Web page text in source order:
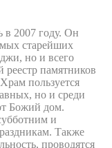
в 2007 году. Он
старейших
но и всего
памятников
пользуется
но и среди
Божий дом.
и
Также
проводятся